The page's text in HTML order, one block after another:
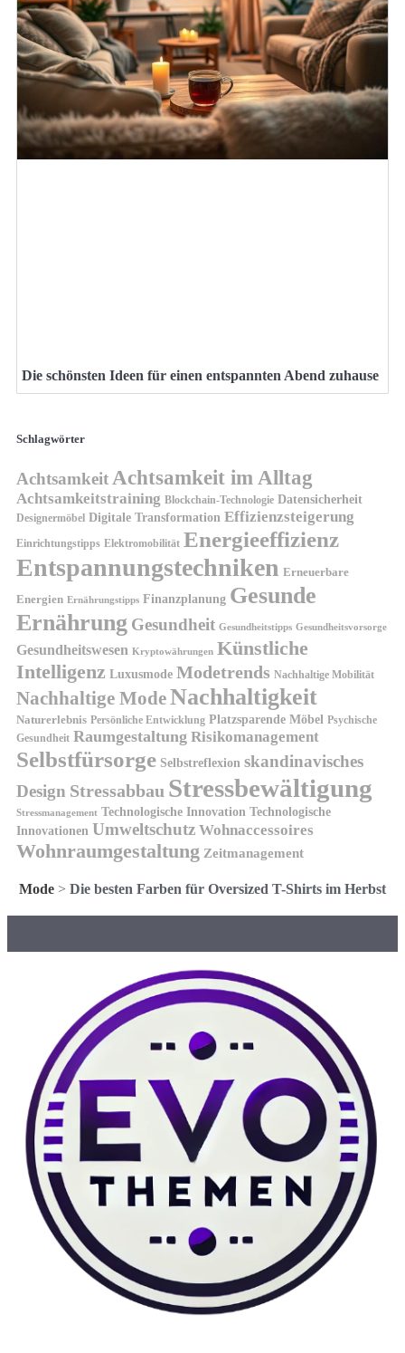
Die schönsten Ideen für einen entspannten Abend zuhause
Schlagwörter
Achtsamkeit Achtsamkeit im Alltag
Achtsamkeitstraining Blockchain-Technologie Datensicherheit
Designermöbel Digitale Transformation Effizienzsteigerung
Einrichtungstipps Elektromobilität Energieeffizienz
Entspannungstechniken Erneuerbare
Energien Ernährungstipps Finanzplanung Gesunde
Ernährung Gesundheit Gesundheitstipps Gesundheitsvorsorge
Gesundheitswesen Kryptowährungen Künstliche
Intelligenz Luxusmode Modetrends Nachhaltige Mobilität
Nachhaltige ModeNachhaltigkeit
Naturerlebnis Persönliche Entwicklung Platzsparende Möbel Psychische
Gesundheit Raumgestaltung Risikomanagement
Selbstfürsorge Selbstreflexion skandinavisches
Design Stressabbau Stressbewältigung
Stressmanagement Technologische Innovation Technologische
Innovationen Umweltschutz Wohnaccessoires
Wohnraumgestaltung Zeitmanagement
Mode > Die besten Farben für Oversized T-Shirts im Herbst